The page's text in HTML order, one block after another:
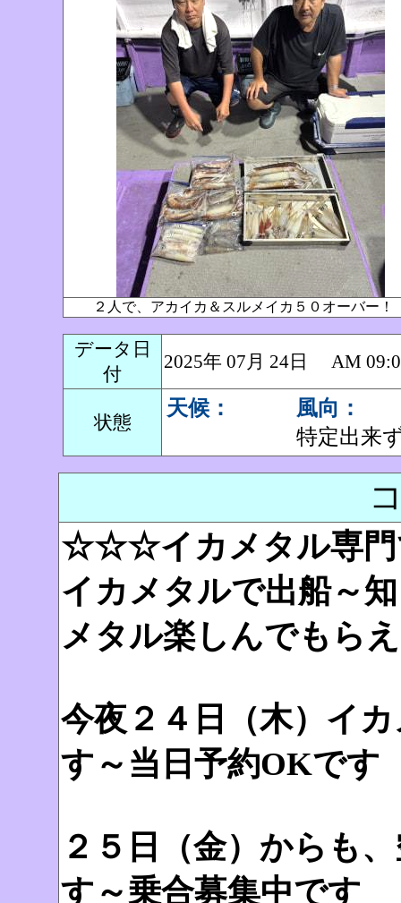
２人で、アカイカ＆スルメイカ５０オーバー
データ日
付
2025年 07月 24日 AM
状態
天候：
風向：
特定出来
☆☆☆イカメタル専
イカメタルで出船～
メタル楽しんでもら
今夜２４日（木）イ
す～当日予約OKです
２５日（金）からも
す～乗合募集中です